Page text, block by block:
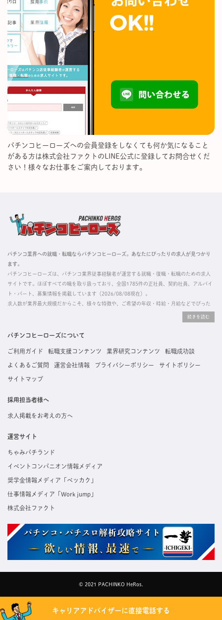
パチンコヒーローズへの会員登録をしなくても何か気になること
がある方は株式会社ファクトのLINE公式に登録してお問合せくだ
さい！様々なお仕事をご案内しております。
パチンコ業界への就職・転職ならパチンコヒーローズ。あなたにぴったりの求人が見つかり
ます。
パチンコヒーローズは、パチンコ業界従事経験者が運営する就職・復職・転職のための求人
サイトです。ほぼすべての職を取り扱っており、全国1785件の正社員、契約社員、アルバイ
ト・パート、募集情報を掲載しています（2026/08/08現在）。
求人数が業界最大規模だからこそ、様々な特徴や、ご希望の年収・時給・月給などでぴった
掲載している求人は、すべて契約法人様から寄せられた正規の求人情報です。応募いただい
た内容はすぐに直接事業所に届くためスムーズに転職・復職できます。
パチンコヒーローズについて
ご利用ガイド 転職支援コンテンツ 業界研究コンテンツ 転職成功談
よくあるご質問 運営会社情報 プライバシーポリシー サイトポリシー
サイトマップ
採用担当者様へ
求人掲載をお考えの方へ
運営サイト
ちゃみパチランド
イベントコンパニオン情報メディア
奨学金情報メディア「ベッカク」
仕事情報メディア「Work jump」
株式会社ファクト
© 2021 PACHINKO HeRos.
キャリアアドバイザーに直接電話する